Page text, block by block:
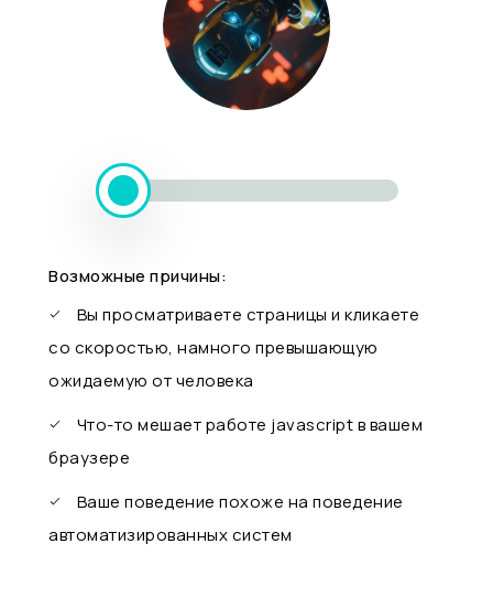
Возможные причины:
Вы просматриваете страницы и кликаете
со скоростью, намного превышающую
ожидаемую от человека
Что-то мешает работе javascript в вашем
браузере
Ваше поведение похоже на поведение
автоматизированных систем